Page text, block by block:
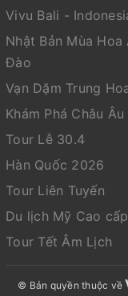
Vivu Bali -
Nhật Bản Mùa Hoa
Đào
Vạn Dặm Trung
Khám Phá Châu Âu
Tour Lễ 30.4
Hàn Quốc 2026
Tour Liên Tuyến
Du lịch Mỹ Cao cấp
Tour Tết Âm Lịch
© Bản quyền thuộc về